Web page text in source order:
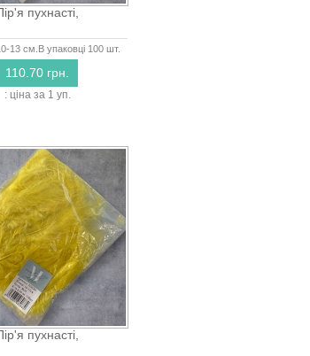
пухнасті,
13 см.В упаковці 100 шт.
110.70 грн.
: ціна за 1 уп.
пухнасті,